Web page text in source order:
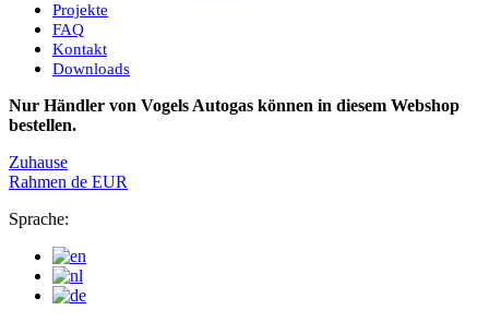
Projekte
FAQ
Kontakt
Downloads
Nur Händler von Vogels Autogas können in diesem Webshop
bestellen.
Zuhause
Rahmen de EUR
Sprache: